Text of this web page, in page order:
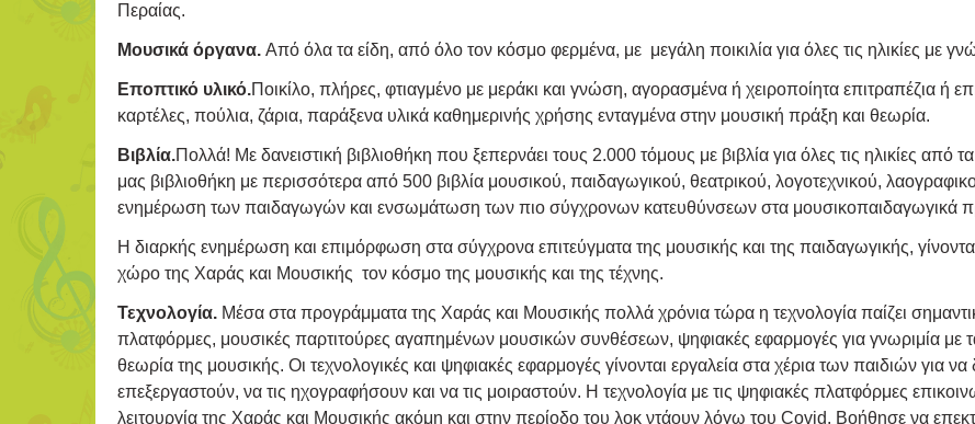
Περαίας.
Μουσικά όργανα. Από όλα τα είδη, από όλο τον κόσμο φερμένα, με μεγάλη ποικιλία για όλες τις ηλικίες με
Εποπτικό υλικό.Ποικίλο, πλήρες, φτιαγμένο με μεράκι και γνώση, αγορασμένα ή χειροποίητα επιτραπέζια ή
καρτέλες, πούλια, ζάρια, παράξενα υλικά καθημερινής χρήσης ενταγμένα στην μουσική πράξη και θεωρία.
Βιβλία.Πολλά! Με δανειστική βιβλιοθήκη που ξεπερνάει τους 2.000 τόμους με βιβλία για όλες τις ηλικίες από
μας βιβλιοθήκη με περισσότερα από 500 βιβλία μουσικού, παιδαγωγικού, θεατρικού, λογοτεχνικού,
ενημέρωση των παιδαγωγών και ενσωμάτωση των πιο σύγχρονων κατευθύνσεων στα μουσικοπαιδαγωγικά
Η διαρκής ενημέρωση και επιμόρφωση στα σύγχρονα επιτεύγματα της μουσικής και της παιδαγωγικής,
χώρο της Χαράς και Μουσικής τον κόσμο της μουσικής και της τέχνης.
Τεχνολογία. Μέσα στα προγράμματα της Χαράς και Μουσικής πολλά χρόνια τώρα η τεχνολογία παίζει
πλατφόρμες, μουσικές παρτιτούρες αγαπημένων μουσικών συνθέσεων, ψηφιακές εφαρμογές για γνωριμία με
θεωρία της μουσικής. Οι τεχνολογικές και ψηφιακές εφαρμογές γίνονται εργαλεία στα χέρια των παιδιών για
επεξεργαστούν, να τις ηχογραφήσουν και να τις μοιραστούν. Η τεχνολογία με τις ψηφιακές πλατφόρμες
λειτουργία της Χαράς και Μουσικής ακόμη και στην περίοδο του λοκ ντάουν λόγω του Covid. Βοήθησε να